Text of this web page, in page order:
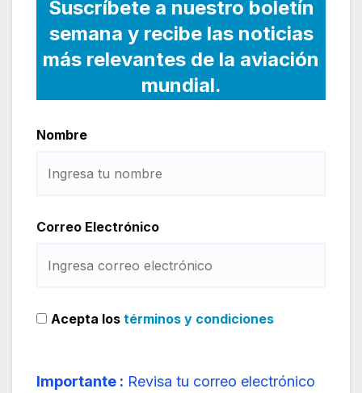
Suscríbete a nuestro boletín
semana y recibe las noticias
más relevantes de la aviación
mundial.
Nombre
Correo Electrónico
Acepta los términos y condiciones
Importante : Revisa tu correo electrónico